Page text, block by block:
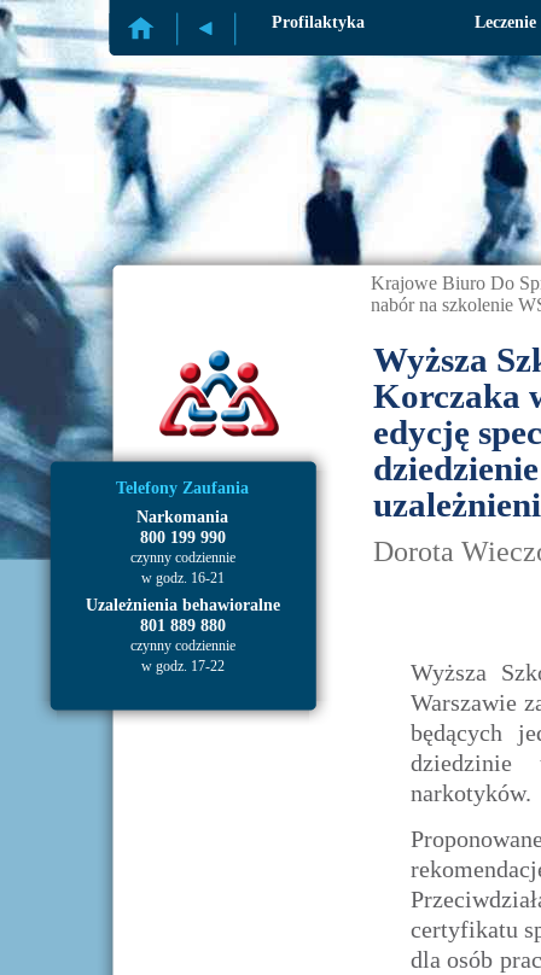
Profilaktyka Leczenie
Telefony Zaufania
Narkomania
800 199 990
czynny codziennie
w godz. 16-21
Uzależnienia behawioralne
801 889 880
czynny codziennie
w godz. 17-22
Krajowe Biuro Do
nabór na szkolenie
Wyższa
Korczaka
edycję
Dorota
Wyższa
Warszawie
będących
narkotyków.
certyfikatu
dla osób